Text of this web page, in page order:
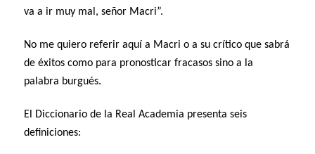
va a ir muy mal, señor Macri”.
No me quiero referir aquí a Macri o a su crítico que sabrá
de éxitos como para pronosticar fracasos sino a la
palabra burgués.
El Diccionario de la Real Academia presenta seis
definiciones: